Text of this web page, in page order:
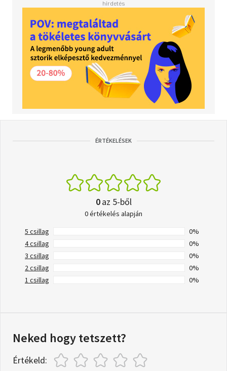
ÉRTÉKELÉSEK
0az 5-ből
0 értékelés alapján
5 csillag
0%
4 csillag
0%
3 csillag
0%
2 csillag
0%
1 csillag
0%
Neked hogy tetszett?
Értékeld: